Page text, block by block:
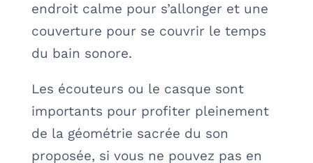
endroit calme pour s’allonger et une
couverture pour se couvrir le temps
du bain sonore.
Les écouteurs ou le casque sont
importants pour profiter pleinement
de la géométrie sacrée du son
proposée, si vous ne pouvez pas en